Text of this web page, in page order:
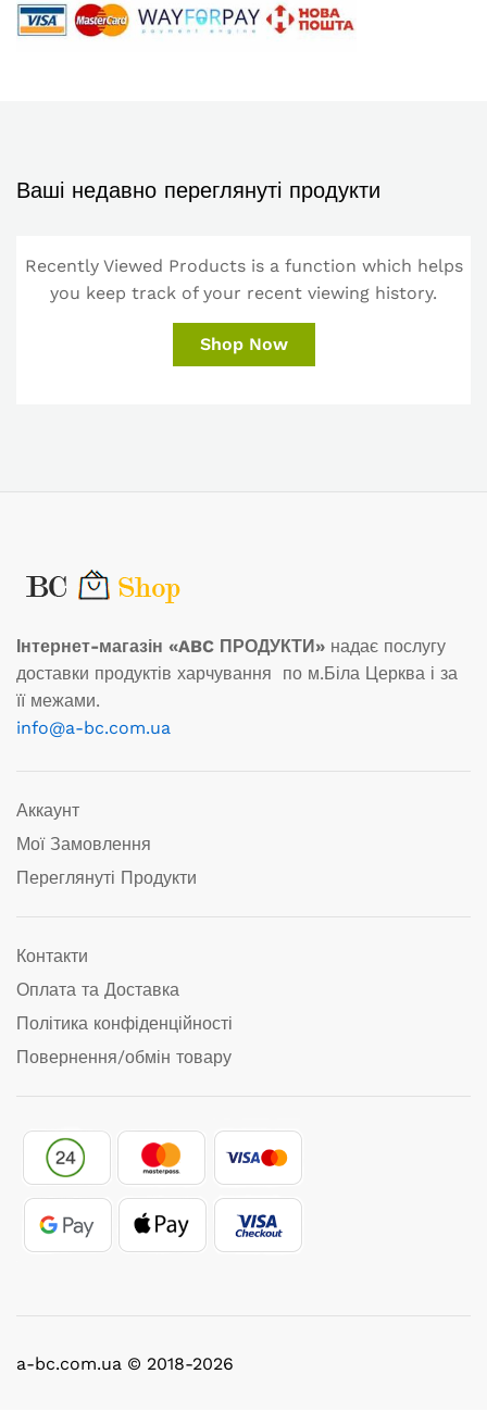
Ваші недавно переглянуті продукти
Recently Viewed Products is a function which helps
you keep track of your recent viewing history.
Shop Now
Інтернет-магазін «ABC ПРОДУКТИ» надає послугу
доставки продуктів харчування по м.Біла Церква і за
її межами.
info@a-bc.com.ua
Аккаунт
Мої Замовлення
Переглянуті Продукти
Контакти
Оплата та Доставка
Політика конфіденційності
Повернення/обмін товару
a-bc.com.ua © 2018-2026